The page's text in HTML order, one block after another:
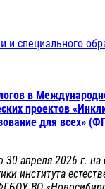
и специального
в
проектов
для всех»
30 апреля 2026 г.
института